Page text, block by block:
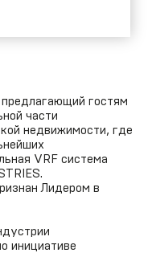
гостям
части
недвижимости, где
VRF система
Лидером в
инициативе